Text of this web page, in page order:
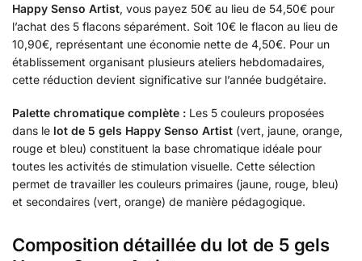
Happy Senso Artist, vous payez 50€ au lieu de 54,50€ pour
l’achat des 5 flacons séparément. Soit 10€ le flacon au lieu de
10,90€, représentant une économie nette de 4,50€. Pour un
établissement organisant plusieurs ateliers hebdomadaires,
cette réduction devient significative sur l’année budgétaire.
Palette chromatique complète : Les 5 couleurs proposées
dans le lot de 5 gels Happy Senso Artist (vert, jaune, orange,
rouge et bleu) constituent la base chromatique idéale pour
toutes les activités de stimulation visuelle. Cette sélection
permet de travailler les couleurs primaires (jaune, rouge, bleu)
et secondaires (vert, orange) de manière pédagogique.
Composition détaillée du lot de 5 gels